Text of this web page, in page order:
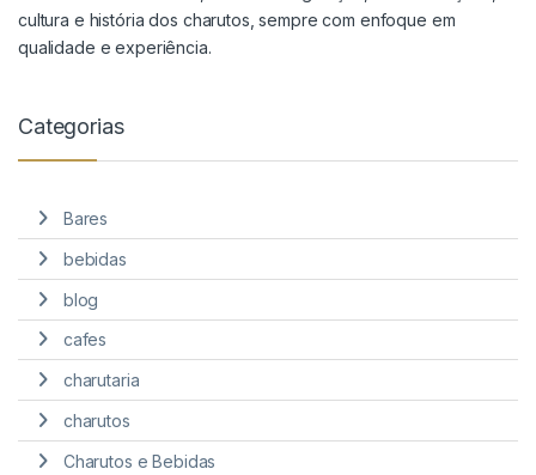
cultura e história dos charutos, sempre com enfoque em
qualidade e experiência.
Categorias
Bares
bebidas
blog
cafes
charutaria
charutos
Charutos e Bebidas